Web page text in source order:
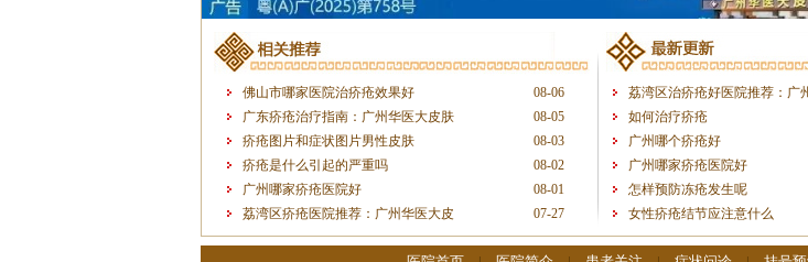
08-06
佛山市哪家医院治疥疮效果好
08-05
广东疥疮治疗指南：广州华医大皮肤
08-03
疥疮图片和症状图片男性皮肤
08-02
疥疮是什么引起的严重吗
08-01
广州哪家疥疮医院好
07-27
荔湾区疥疮医院推荐：广州华医大皮
荔湾区治疥疮好医院推荐：广
如何治疗疥疮
广州哪个疥疮好
广州哪家疥疮医院好
怎样预防冻疮发生呢
女性疥疮结节应注意什么